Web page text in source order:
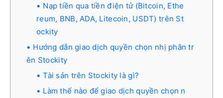
Nạp tiền qua tiền điện tử (Bitcoin, Ethe
reum, BNB, ADA, Litecoin, USDT) trên St
ockity
Hướng dẫn giao dịch quyền chọn nhị phân tr
ên Stockity
Tài sản trên Stockity là gì?
Làm thế nào để giao dịch quyền chọn n